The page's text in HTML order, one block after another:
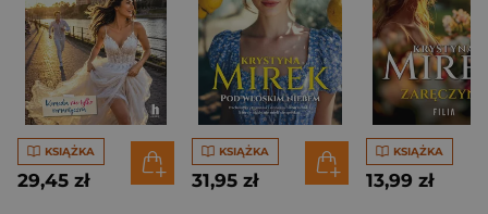
KSIĄŻKA
29,45 zł
KSIĄŻKA
31,95 zł
KSIĄŻKA
13,99 zł